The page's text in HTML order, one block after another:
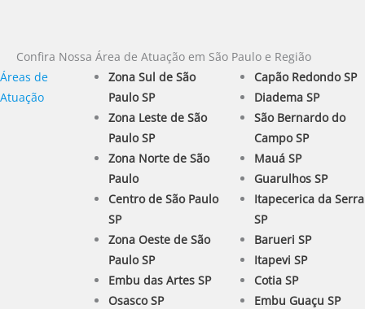
Confira Nossa Área de Atuação em São Paulo e Região
Áreas de
Atuação
Zona Sul de São
Paulo SP
Zona Leste de São
Paulo SP
Zona Norte de São
Paulo
Centro de São Paulo
SP
Zona Oeste de São
Paulo SP
Embu das Artes SP
Osasco SP
Capão Redondo SP
Diadema SP
São Bernardo do
Campo SP
Mauá SP
Guarulhos SP
Itapecerica da Serra
SP
Barueri SP
Itapevi SP
Cotia SP
Embu Guaçu SP